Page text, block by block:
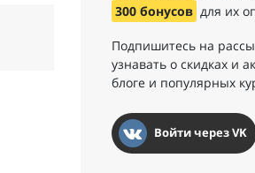
300 бонусов для их
Подпишитесь на
узнавать о скидках и
блоге и популярных
Войти через VK